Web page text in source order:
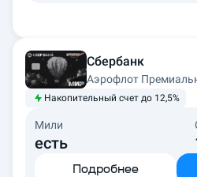
Сбербанк
Аэрофлот
Накопительный счет до 12,5%
Мили
есть
Подробнее